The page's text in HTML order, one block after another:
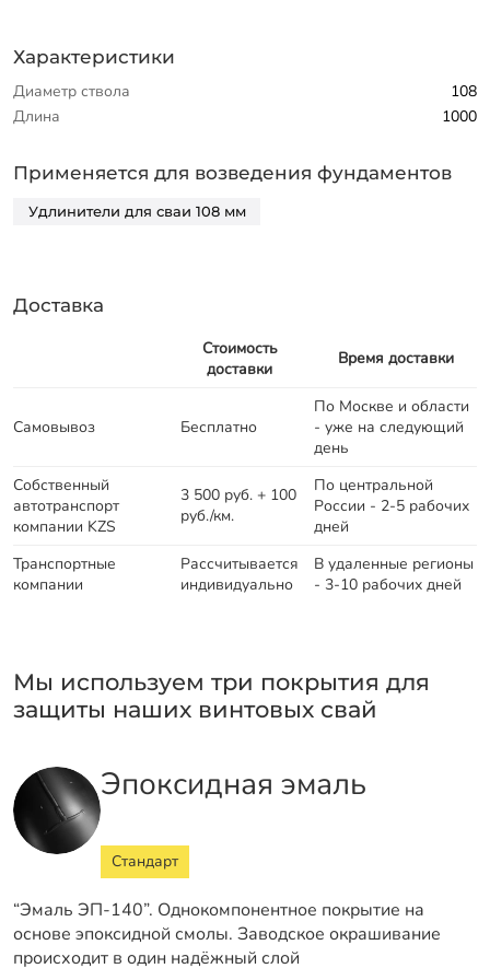
Характеристики
Диаметр ствола
108
Длина
1000
Применяется для возведения фундаментов
Удлинители для сваи 108 мм
Доставка
Стоимость
доставки
Время доставки
Самовывоз Бесплатно
По Москве и области
- уже на следующий
день
Собственный
автотранспорт
компании KZS
3 500 руб. + 100
руб./км.
По центральной
России - 2-5 рабочих
дней
Транспортные
компании
Рассчитывается
индивидуально
В удаленные регионы
- 3-10 рабочих дней
Мы используем три покрытия для
защиты наших винтовых свай
Эпоксидная эмаль
Стандарт
“Эмаль ЭП-140”. Однокомпонентное покрытие на
основе эпоксидной смолы. Заводское окрашивание
происходит в один надёжный слой